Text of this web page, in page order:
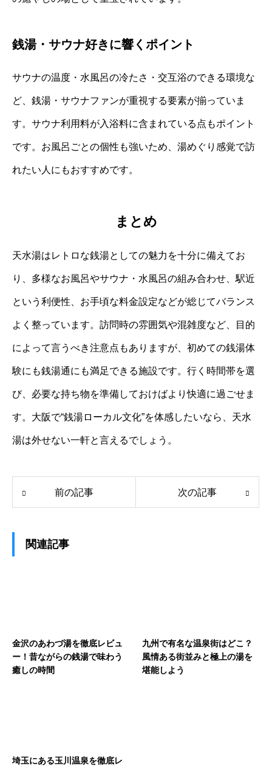
銭湯・サウナ好きに響くポイント
サウナの温度・水風呂の冷たさ・交互浴のできる環境な
ど、銭湯・サウナファンが重視する要素が揃っていま
す。サウナ利用料が入浴料に含まれている点もポイント
です。お風呂ごとの個性も強いため、湯めぐり感覚で訪
れたい人にもおすすめです。
まとめ
天水湯はレトロな銭湯としての魅力を十分に備えてお
り、多様なお風呂やサウナ・水風呂の組み合わせ、駅近
という利便性、お手頃な料金設定などが総じてバランス
よく整っています。訪問時の雰囲気や混雑度など、目的
によって言うべき注意点もありますが、初めての銭湯体
験にも銭湯通にも満足できる施設です。行く時間帯を選
び、必要な持ち物を準備しておけばより快適に過ごせま
す。大阪で“銭湯ローカル文化”を体感したいなら、天水
湯は外せない一軒と言えるでしょう。
前の記事 次の記事
関連記事
金沢のあわづ湯を徹底レビュ
ー！昔ながらの銭湯で味わう
癒しの時間
九州で有名な温泉街はどこ？
風情ある街並みと極上の湯を
堪能しよう
埼玉にある玉川温泉を徹底レ